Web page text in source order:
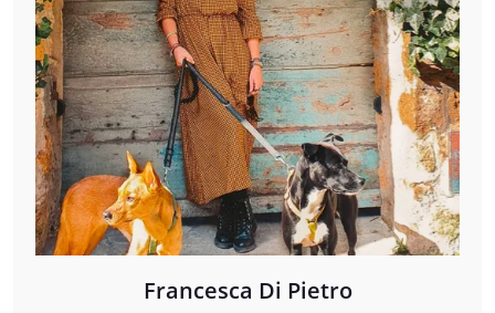
Francesca Di Pietro